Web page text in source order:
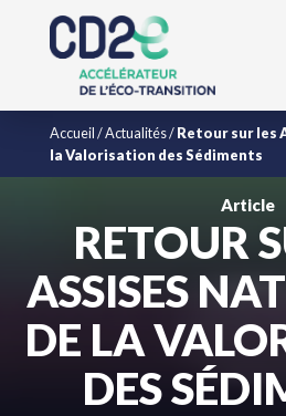
Accueil/Actualités/Retour sur les
la Valorisation des Sédiments
Article
RETOUR
ASSISES
DE LA
DES